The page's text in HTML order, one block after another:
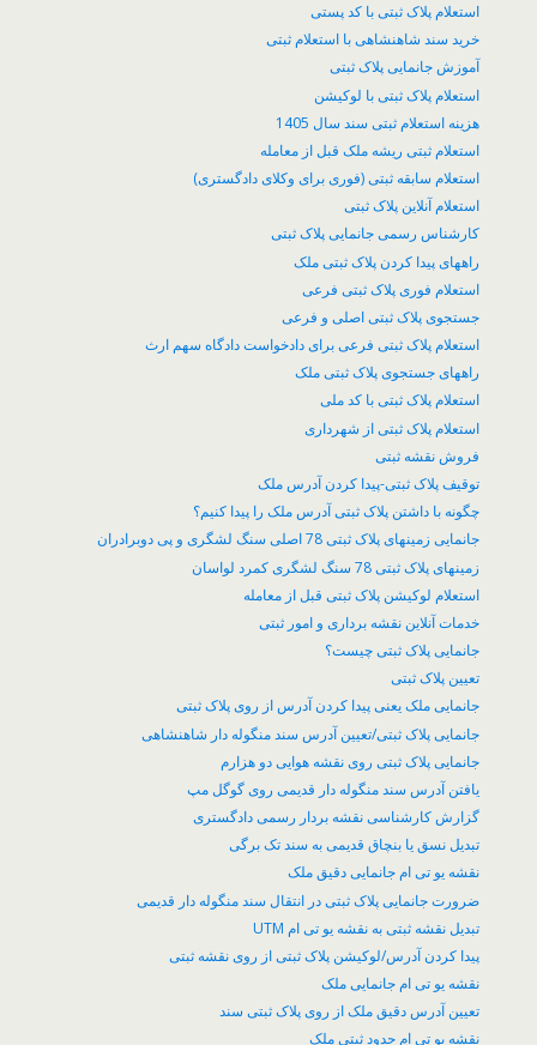
استعلام پلاک ثبتی با کد پستی
خرید سند شاهنشاهی با استعلام ثبتی
آموزش جانمایی پلاک ثبتی
استعلام پلاک ثبتی با لوکیشن
هزینه استعلام ثبتی سند سال 1405
استعلام ثبتی ریشه ملک قبل از معامله
استعلام سابقه ثبتی (فوری برای وکلای دادگستری)
استعلام آنلاین پلاک ثبتی
کارشناس رسمی جانمایی پلاک ثبتی
راههای پیدا کردن پلاک ثبتی ملک
استعلام فوری پلاک ثبتی فرعی
جستجوی پلاک ثبتی اصلی و فرعی
استعلام پلاک ثبتی فرعی برای دادخواست دادگاه سهم ارث
راههای جستجوی پلاک ثبتی ملک
استعلام پلاک ثبتی با کد ملی
استعلام پلاک ثبتی از شهرداری
فروش نقشه ثبتی
توقیف پلاک ثبتی-پیدا کردن آدرس ملک
چگونه با داشتن پلاک ثبتی آدرس ملک را پیدا کنیم؟
جانمایی زمینهای پلاک ثبتی 78 اصلی سنگ لشگری و پی دوبرادران
زمینهای پلاک ثبتی 78 سنگ لشگری کمرد لواسان
​استعلام لوکیشن پلاک ثبتی قبل از معامله
خدمات آنلاین نقشه برداری و امور ثبتی
جانمایی پلاک ثبتی چیست؟
تعیین پلاک ثبتی
جانمایی ملک یعنی پیدا کردن آدرس از روی پلاک ثبتی
جانمایی پلاک ثبتی/تعیین آدرس سند منگوله دار شاهنشاهی
جانمایی پلاک ثبتی روی نقشه هوایی دو هزارم
یافتن آدرس سند منگوله دار قدیمی روی گوگل مپ
گزارش کارشناسی نقشه بردار رسمی دادگستری
تبدیل نسق یا بنچاق قدیمی به سند تک برگی
نقشه یو تی ام جانمایی دقیق ملک
ضرورت جانمایی پلاک ثبتی در انتقال سند منگوله دار قدیمی
تبدیل نقشه ثبتی به نقشه یو تی ام UTM
پیدا کردن آدرس/لوکیشن پلاک ثبتی از روی نقشه ثبتی
نقشه یو تی ام جانمایی ملک
تعیین آدرس دقیق ملک از روی پلاک ثبتی سند
نقشه یو تی ام حدود ثبتی ملک